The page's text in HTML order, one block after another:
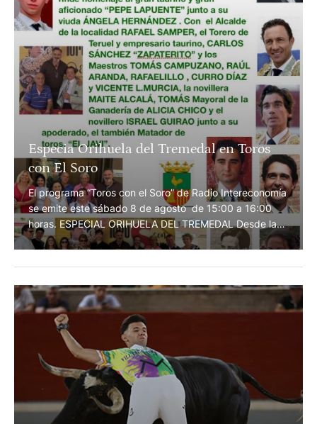
Especia Orihuela del Tremedal en Toros
con El Soro
El programa “Toros con el Soro” de Radio Intereconomía
se emite este sábado 8 de agosto de 15:00 a 16:00
horas. ESPECIAL ORIHUELA DEL TREMEDAL Desde la
TERRAZA DE LA FUENTE DEL GALLO "HOMENAJE A
Intereconomía rinde homenaje al gran taurino y gran
aficionado "PEPE LAPUENTE" junto a su viuda ÁNGELA
…